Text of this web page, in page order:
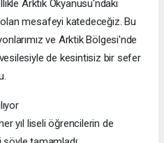
Arktik Okyanusu'ndaki
mesafeyi katedeceğiz. Bu
ve Arktik Bölgesi'nde
de kesintisiz bir sefer
yıl liseli öğrencilerin de